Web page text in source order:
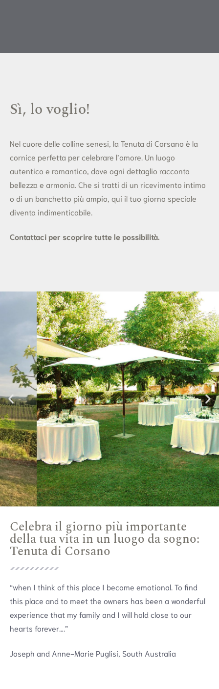
Sì, lo voglio!
Nel cuore delle colline senesi, la Tenuta di Corsano è la
cornice perfetta per celebrare l’amore. Un luogo
autentico e romantico, dove ogni dettaglio racconta
bellezza e armonia. Che si tratti di un ricevimento intimo
o di un banchetto più ampio, qui il tuo giorno speciale
diventa indimenticabile.
Contattaci per scoprire tutte le possibilità.
Celebra il giorno più importante
della tua vita in un luogo da sogno:
Tenuta di Corsano
“when I think of this place I become emotional. To find
this place and to meet the owners has been a wonderful
experience that my family and I will hold close to our
hearts forever….”
Joseph and Anne-Marie Puglisi, South Australia